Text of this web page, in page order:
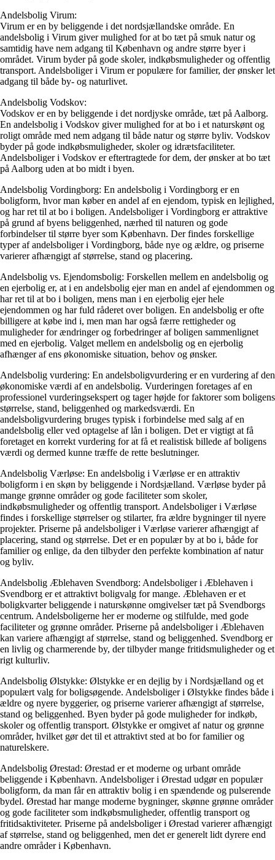
Andelsbolig Virum:
Virum er en by beliggende i det nordsjællandske område. En
andelsbolig i Virum giver mulighed for at bo tæt på smuk natur og
samtidig have nem adgang til København og andre større byer i
området. Virum byder på gode skoler, indkøbsmuligheder og offentlig
transport. Andelsboliger i Virum er populære for familier, der ønsker let
adgang til både by- og naturlivet.
Andelsbolig Vodskov:
Vodskov er en by beliggende i det nordjyske område, tæt på Aalborg.
En andelsbolig i Vodskov giver mulighed for at bo i et naturskønt og
roligt område med nem adgang til både natur og større byliv. Vodskov
byder på gode indkøbsmuligheder, skoler og idrætsfaciliteter.
Andelsboliger i Vodskov er eftertragtede for dem, der ønsker at bo tæt
på Aalborg uden at bo midt i byen.
Andelsbolig Vordingborg: En andelsbolig i Vordingborg er en
boligform, hvor man køber en andel af en ejendom, typisk en lejlighed,
og har ret til at bo i boligen. Andelsboliger i Vordingborg er attraktive
på grund af byens beliggenhed, nærhed til naturen og gode
forbindelser til større byer som København. Der findes forskellige
typer af andelsboliger i Vordingborg, både nye og ældre, og priserne
varierer afhængigt af størrelse, stand og placering.
Andelsbolig vs. Ejendomsbolig: Forskellen mellem en andelsbolig og
en ejerbolig er, at i en andelsbolig ejer man en andel af ejendommen og
har ret til at bo i boligen, mens man i en ejerbolig ejer hele
ejendommen og har fuld råderet over boligen. En andelsbolig er ofte
billigere at købe ind i, men man har også færre rettigheder og
muligheder for ændringer og forbedringer af boligen sammenlignet
med en ejerbolig. Valget mellem en andelsbolig og en ejerbolig
afhænger af ens økonomiske situation, behov og ønsker.
Andelsbolig vurdering: En andelsboligvurdering er en vurdering af den
økonomiske værdi af en andelsbolig. Vurderingen foretages af en
professionel vurderingsekspert og tager højde for faktorer som boligens
størrelse, stand, beliggenhed og markedsværdi. En
andelsboligvurdering bruges typisk i forbindelse med salg af en
andelsbolig eller ved optagelse af lån i boligen. Det er vigtigt at få
foretaget en korrekt vurdering for at få et realistisk billede af boligens
værdi og dermed kunne træffe de rette beslutninger.
Andelsbolig Værløse: En andelsbolig i Værløse er en attraktiv
boligform i en skøn by beliggende i Nordsjælland. Værløse byder på
mange grønne områder og gode faciliteter som skoler,
indkøbsmuligheder og offentlig transport. Andelsboliger i Værløse
findes i forskellige størrelser og stilarter, fra ældre bygninger til nyere
projekter. Priserne på andelsboliger i Værløse varierer afhængigt af
placering, stand og størrelse. Det er en populær by at bo i, både for
familier og enlige, da den tilbyder den perfekte kombination af natur
og byliv.
Andelsbolig Æblehaven Svendborg: Andelsboliger i Æblehaven i
Svendborg er et attraktivt boligvalg for mange. Æblehaven er et
boligkvarter beliggende i naturskønne omgivelser tæt på Svendborgs
centrum. Andelsboligerne her er moderne og stilfulde, med gode
faciliteter og grønne områder. Priserne på andelsboliger i Æblehaven
kan variere afhængigt af størrelse, stand og beliggenhed. Svendborg er
en livlig og charmerende by, der tilbyder mange fritidsmuligheder og et
rigt kulturliv.
Andelsbolig Ølstykke: Ølstykke er en dejlig by i Nordsjælland og et
populært valg for boligsøgende. Andelsboliger i Ølstykke findes både i
ældre og nyere byggerier, og priserne varierer afhængigt af størrelse,
stand og beliggenhed. Byen byder på gode muligheder for indkøb,
skoler og offentlig transport. Ølstykke er omgivet af natur og grønne
områder, hvilket gør det til et attraktivt sted at bo for familier og
naturelskere.
Andelsbolig Ørestad: Ørestad er et moderne og urbant område
beliggende i København. Andelsboliger i Ørestad udgør en populær
boligform, da man får en attraktiv bolig i en spændende og pulserende
bydel. Ørestad har mange moderne bygninger, skønne grønne områder
og gode faciliteter som indkøbsmuligheder, offentlig transport og
fritidsaktiviteter. Priserne på andelsboliger i Ørestad varierer afhængigt
af størrelse, stand og beliggenhed, men det er generelt lidt dyrere end
andre områder i København.